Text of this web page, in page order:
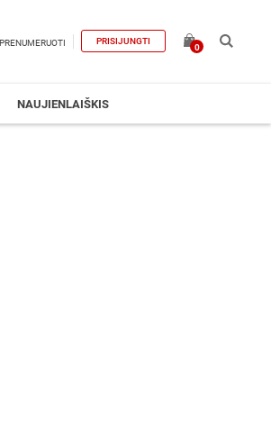
PRENUMERUOTI PRISIJUNGTI
0
NAUJIENLAIŠKIS